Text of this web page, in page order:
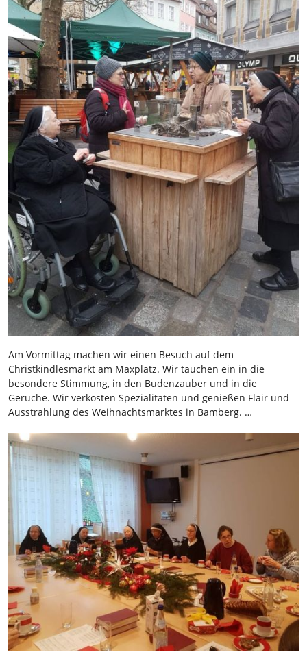
Am Vormittag machen wir einen Besuch auf dem
Christkindlesmarkt am Maxplatz. Wir tauchen ein in die
besondere Stimmung, in den Budenzauber und in die
Gerüche. Wir verkosten Spezialitäten und genießen Flair und
Ausstrahlung des Weihnachtsmarktes in Bamberg. …